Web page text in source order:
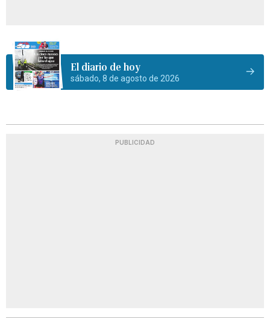
El diario de hoy
sábado, 8 de agosto de 2026
PUBLICIDAD